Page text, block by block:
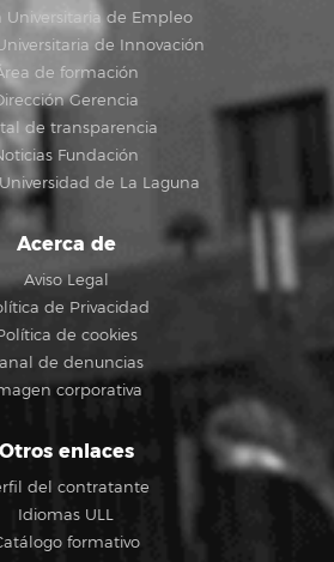
Universitaria de Empleo
de Innovación
de formación
Gerencia
de transparencia
Fundación
de La Laguna
Acerca de
Aviso Legal
de Privacidad
de cookies
de denuncias
corporativa
Otros enlaces
del contratante
Idiomas ULL
formativo